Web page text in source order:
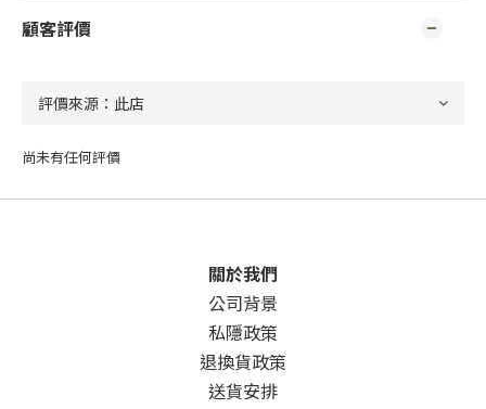
顧客評價
尚未有任何評價
關於我們
公司背景
私隱政策
退換貨政策
送貨安排